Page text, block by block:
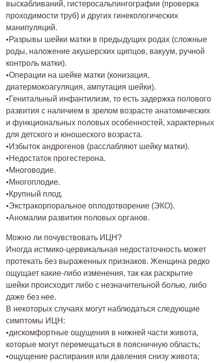
выскабливаний, гистеросальпингографии (проверка
проходимости труб) и других гинекологических
манипуляций.
•Разрывы шейки матки в предыдущих родах (сложные
роды, наложение акушерских щипцов, вакуум, ручной
контроль матки).
•Операции на шейке матки (конизация,
диатермокоагуляция, ампутация шейки).
•Генитальный инфантилизм, то есть задержка полового
развития с наличием в зрелом возрасте анатомических
и функциональных половых особенностей, характерных
для детского и юношеского возраста.
•Избыток андрогенов (расслабляют шейку матки).
•Недостаток прогестерона.
•Многоводие.
•Многоплодие.
•Крупный плод.
•Экстракорпоральное оплодотворение (ЭКО).
•Аномалии развития половых органов.
Можно ли почувствовать ИЦН?
Иногда истмико-цервикальная недостаточность может
протекать без выраженных признаков. Женщина редко
ощущает какие-либо изменения, так как раскрытие
шейки происходит либо с незначительной болью, либо
даже без нее.
В некоторых случаях могут наблюдаться следующие
симптомы ИЦН:
•дискомфортные ощущения в нижней части живота,
которые могут перемещаться в поясничную область;
•ощущение распирания или давления снизу живота;